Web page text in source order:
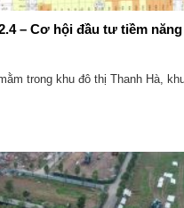
– Cơ hội đầu tư tiềm năng
trong khu đô thị Thanh Hà,